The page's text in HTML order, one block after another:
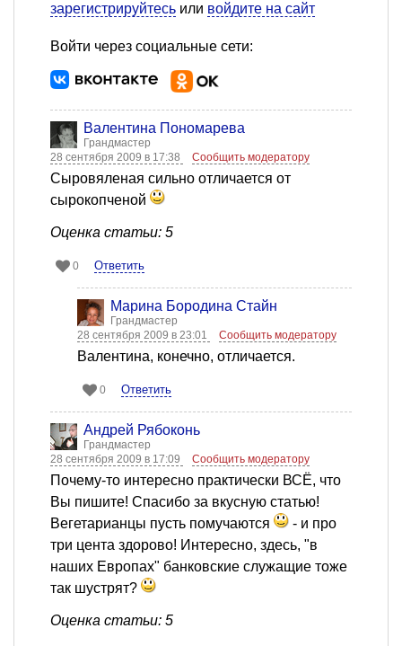
зарегистрируйтесь или войдите на сайт
Войти через социальные сети:
Валентина Пономарева
Грандмастер
28 сентября 2009 в 17:38
Сообщить модератору
Сыровяленая сильно отличается от
сырокопченой
Оценка статьи: 5
0 Ответить
Марина Бородина Стайн
Грандмастер
28 сентября 2009 в 23:01
Сообщить модератору
Валентина, конечно, отличается.
0 Ответить
Андрей Рябоконь
Грандмастер
28 сентября 2009 в 17:09
Сообщить модератору
Почему-то интересно практически ВСЁ, что
Вы пишите! Спасибо за вкусную статью!
Вегетарианцы пусть помучаются
- и про
три цента здорово! Интересно, здесь, "в
наших Европах" банковские служащие тоже
так шустрят?
Оценка статьи: 5